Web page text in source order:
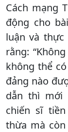
Cách mạng
động cho
luận và thực
rằng:
không thể
đảng nào
dẫn thì mới
chiến sĩ
thừa mà